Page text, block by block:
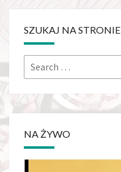
SZUKAJ NA STRONIE
NA ŻYWO